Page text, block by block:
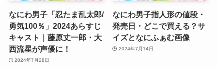
なにわ男子「忍たま乱太郎/
勇気100％」2024あらすじ
キャスト｜藤原丈一郎・大
西流星が声優に！
2024年7月28日
なにわ男子指人形の値段・
発売日・どこで買える？サ
イズとなにふぁむ画像
2024年7月14日